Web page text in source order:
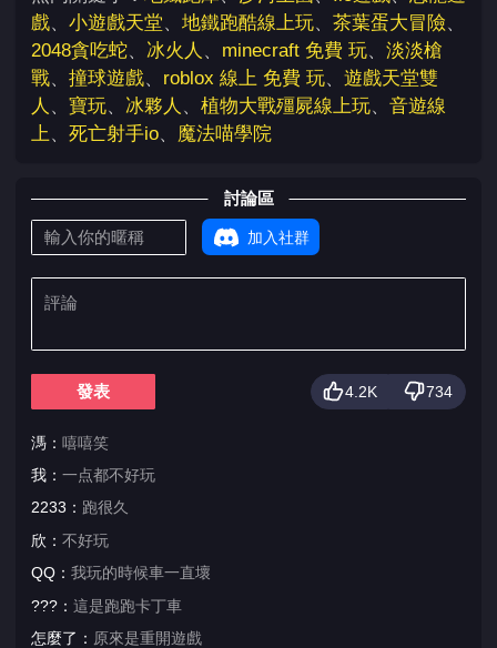
戲、 小遊戲天堂、 地鐵跑酷線上玩、 茶葉蛋大冒險、
2048貪吃蛇、 冰火人 、 minecraft 免費 玩、 淡淡槍
戰、 撞球遊戲、 roblox 線上 免費 玩、 遊戲天堂雙
人 、 寶玩、 冰夥人 、 植物大戰殭屍線上玩、 音遊線
上、 死亡射手io、 魔法喵學院
討論區
加入社群
發表 4.2K 734
溤： 嘻嘻笑
我： 一点都不好玩
2233： 跑很久
欣： 不好玩
QQ： 我玩的時候車一直壞
???： 這是跑跑卡丁車
怎麼了： 原來是重開遊戲